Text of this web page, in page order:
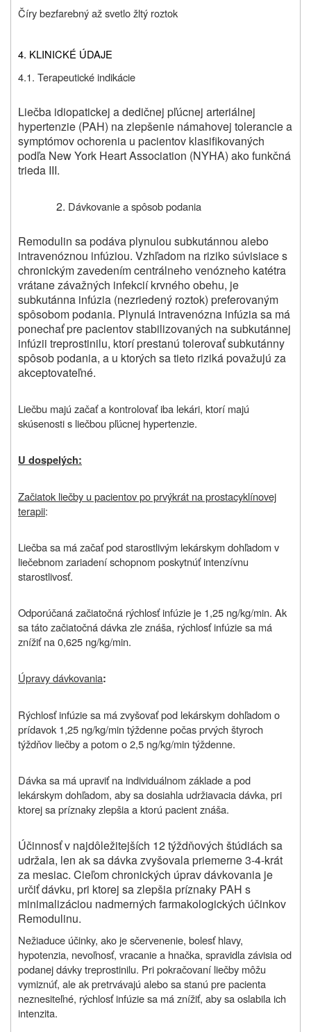
Číry bezfarebný až svetlo žltý roztok
4. KLINICKÉ ÚDAJE
4.1. Terapeutické indikácie
Liečba idiopatickej a dedičnej pľúcnej arteriálnej
hypertenzie (PAH) na zlepšenie námahovej tolerancie a
symptómov ochorenia u pacientov klasifikovaných
podľa New York Heart Association (NYHA) ako funkčná
trieda III.
Dávkovanie a spôsob podania
Remodulin sa podáva plynulou subkutánnou alebo
intravenóznou infúziou. Vzhľadom na riziko súvisiace s
chronickým zavedením centrálneho venózneho katétra
vrátane závažných infekcií krvného obehu, je
subkutánna infúzia (nezriedený roztok) preferovaným
spôsobom podania. Plynulá intravenózna infúzia sa má
ponechať pre pacientov stabilizovaných na subkutánnej
infúzii treprostinilu, ktorí prestanú tolerovať subkutánny
spôsob podania, a u ktorých sa tieto riziká považujú za
akceptovateľné.
Liečbu majú začať a kontrolovať iba lekári, ktorí majú
skúsenosti s liečbou pľúcnej hypertenzie.
U dospelých:
Začiatok liečby u pacientov po prvýkrát na prostacyklínovej
terapii:
Liečba sa má začať pod starostlivým lekárskym dohľadom v
liečebnom zariadení schopnom poskytnúť intenzívnu
starostlivosť.
Odporúčaná začiatočná rýchlosť infúzie je 1,25 ng/kg/min. Ak
sa táto začiatočná dávka zle znáša, rýchlosť infúzie sa má
znížiť na 0,625 ng/kg/min.
Úpravy dávkovania:
Rýchlosť infúzie sa má zvyšovať pod lekárskym dohľadom o
prídavok 1,25 ng/kg/min týždenne počas prvých štyroch
týždňov liečby a potom o 2,5 ng/kg/min týždenne.
Dávka sa má upraviť na individuálnom základe a pod
lekárskym dohľadom, aby sa dosiahla udržiavacia dávka, pri
ktorej sa príznaky zlepšia a ktorú pacient znáša.
Účinnosť v najdôležitejších 12 týždňových štúdiách sa
udržala, len ak sa dávka zvyšovala priemerne 3-4-krát
za mesiac. Cieľom chronických úprav dávkovania je
určiť dávku, pri ktorej sa zlepšia príznaky PAH s
minimalizáciou nadmerných farmakologických účinkov
Remodulinu.
Nežiaduce účinky, ako je sčervenenie, bolesť hlavy,
hypotenzia, nevoľnosť, vracanie a hnačka, spravidla závisia od
podanej dávky treprostinilu. Pri pokračovaní liečby môžu
vymiznúť, ale ak pretrvávajú alebo sa stanú pre pacienta
neznesiteľné, rýchlosť infúzie sa má znížiť, aby sa oslabila ich
intenzita.